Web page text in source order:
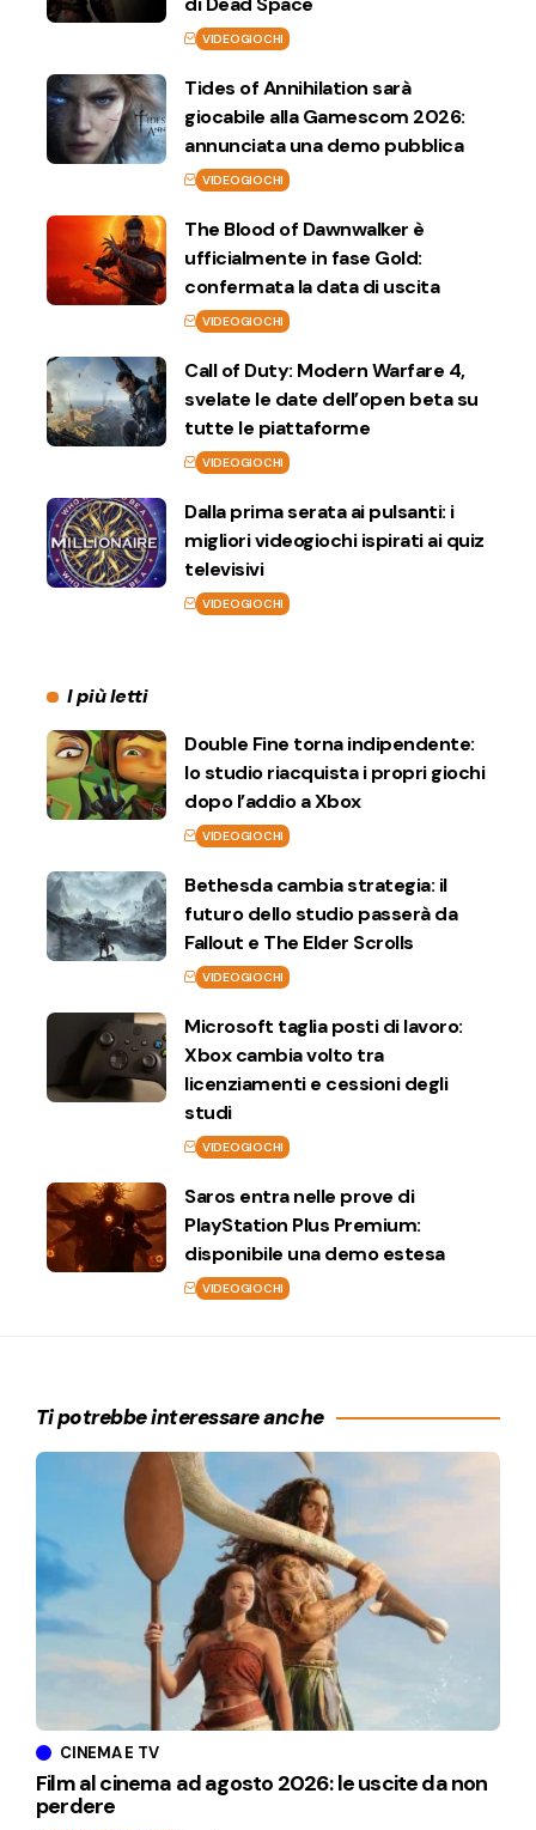
VIDEOGIOCHI
Tides of Annihilation sarà
giocabile alla Gamescom 2026:
annunciata una demo pubblica
VIDEOGIOCHI
The Blood of Dawnwalker è
ufficialmente in fase Gold:
confermata la data di uscita
VIDEOGIOCHI
Call of Duty: Modern Warfare 4,
svelate le date dell’open beta su
tutte le piattaforme
VIDEOGIOCHI
Dalla prima serata ai pulsanti: i
migliori videogiochi ispirati ai quiz
televisivi
VIDEOGIOCHI
I più letti
Double Fine torna indipendente:
lo studio riacquista i propri giochi
dopo l’addio a Xbox
VIDEOGIOCHI
Bethesda cambia strategia: il
futuro dello studio passerà da
Fallout e The Elder Scrolls
VIDEOGIOCHI
Microsoft taglia posti di lavoro:
Xbox cambia volto tra
licenziamenti e cessioni degli
studi
VIDEOGIOCHI
Saros entra nelle prove di
PlayStation Plus Premium:
disponibile una demo estesa
VIDEOGIOCHI
Ti potrebbe interessare anche
CINEMA E TV
Film al cinema ad agosto 2026: le uscite da non
perdere